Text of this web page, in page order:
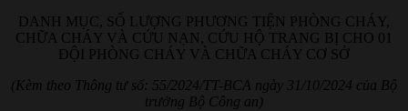
DANH MỤC, SỐ LƯỢNG PHƯƠNG TIỆN PHÒNG CHÁY,
CHỮA CHÁY VÀ CỨU NẠN, CỨU HỘ TRANG BỊ CHO 01
ĐỘI PHÒNG CHÁY VÀ CHỮA CHÁY CƠ SỞ
(Kèm theo Thông tư số: 55/2024/TT-BCA ngày 31/10/2024 của Bộ
trưởng Bộ Công an)